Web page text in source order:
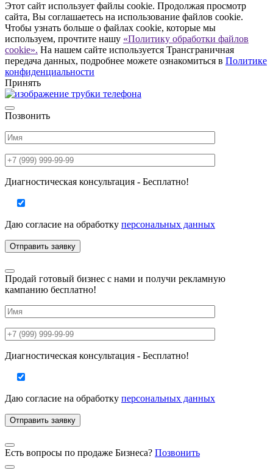
Этот сайт использует файлы cookie. Продолжая просмотр
сайта, Вы соглашаетесь на использование файлов cookie.
Чтобы узнать больше о файлах cookie, которые мы
используем, прочтите нашу «Политику обработки файлов
cookie». На нашем сайте используется Трансграничная
передача данных, подробнее можете ознакомиться в Политике
конфиденциальности
Принять
Позвонить
Диагностическая консультация - Бесплатно!
Даю согласие на обработку персональных данных
Продай готовый бизнес с нами и получи рекламную
кампанию бесплатно!
Диагностическая консультация - Бесплатно!
Даю согласие на обработку персональных данных
Есть вопросы по продаже Бизнеса? Позвонить